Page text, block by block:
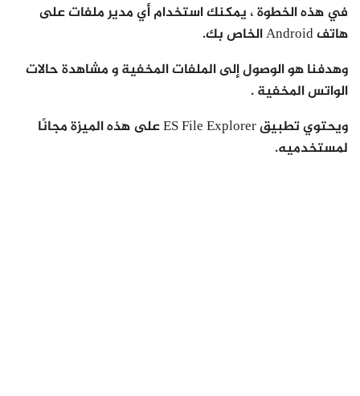
في هذه الخطوة ، يمكنك استخدام أي مدير ملفات على
هاتف Android الخاص بك.
وهدفنا هو الوصول إلى الملفات المخفية و مشاهدة حالات
الواتس المخفية .
ويحتوي تطبيق ES File Explorer على هذه الميزة مجانًا
لمستخدميه.